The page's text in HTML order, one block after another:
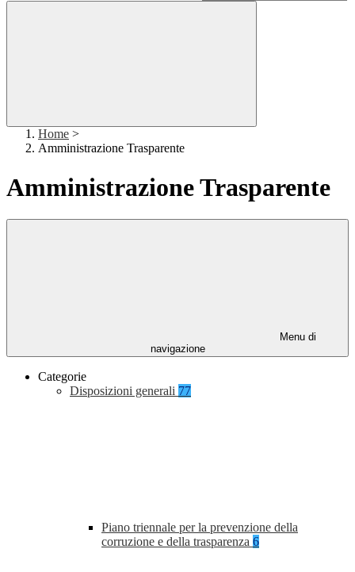
Home >
Amministrazione Trasparente
Amministrazione Trasparente
Menu di
navigazione
Categorie
Disposizioni generali 77
Piano triennale per la prevenzione della
corruzione e della trasparenza 6